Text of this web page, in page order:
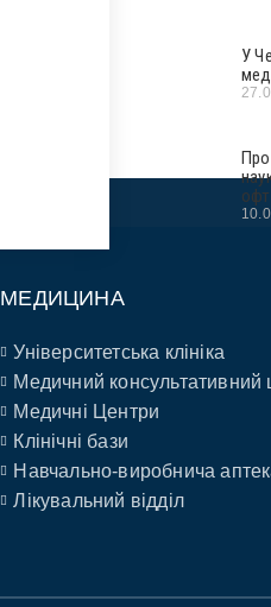
У
МЕДИЦИНА
Університетська клініка
Медичний консультативний
Медичні Центри
Клінічні бази
Навчально-виробнича
Лікувальний відділ